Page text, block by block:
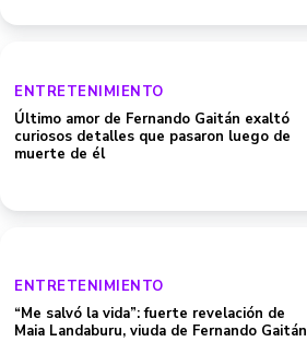
ENTRETENIMIENTO
Último amor de Fernando Gaitán exaltó
curiosos detalles que pasaron luego de
muerte de él
ENTRETENIMIENTO
“Me salvó la vida”: fuerte revelación de
Maia Landaburu, viuda de Fernando Gaitán